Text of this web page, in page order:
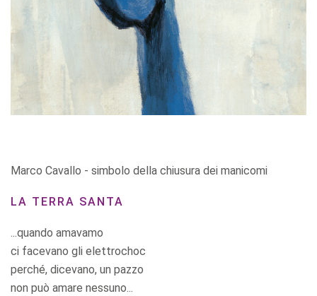
Marco Cavallo - simbolo della chiusura dei manicomi
LA TERRA SANTA
...quando amavamo
ci facevano gli elettrochoc
perché, dicevano, un pazzo
non può amare nessuno...